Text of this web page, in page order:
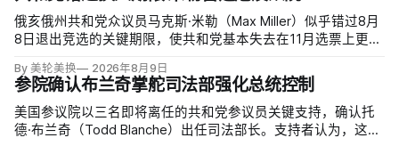
俄亥俄州共和党众议员马克斯·米勒（Max Miller）似乎错过8月
8日退出竞选的关键期限，使共和党基本失去在11月选票上更换
Moreno）指控家暴并予以否认，众院道德委员会同时调查他是
否涉及家庭暴力、虐待或非法用药。
By 美轮美换 2026年8月9日
参院确认布兰奇掌舵司法部强化总统控制
美国参议院以三名即将离任的共和党参议员关键支持，确认托
德·布兰奇（Todd Blanche）出任司法部长。支持者认为，这位